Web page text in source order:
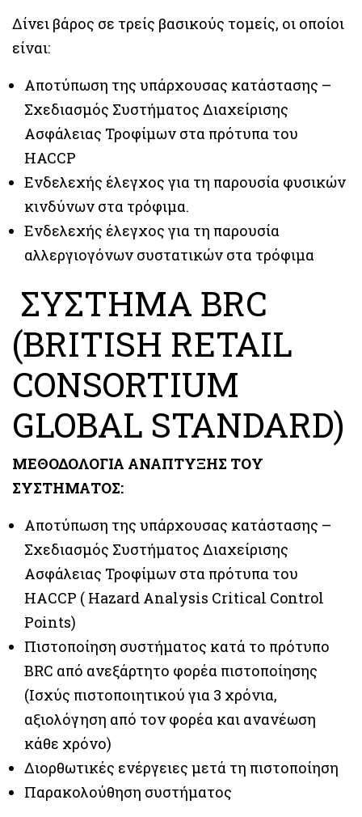
Δίνει βάρος σε τρείς βασικούς τομείς, οι οποίοι
είναι:
Αποτύπωση της υπάρχουσας κατάστασης –
Σχεδιασμός Συστήματος Διαχείρισης
Ασφάλειας Τροφίμων στα πρότυπα του
HACCP
Ενδελεχής έλεγχος για τη παρουσία φυσικών
κινδύνων στα τρόφιμα.
Ενδελεχής έλεγχος για τη παρουσία
αλλεργιογόνων συστατικών στα τρόφιμα
ΣΥΣΤΗΜΑ BRC
(BRITISH RETAIL
CONSORTIUM
GLOBAL STANDARD)
ΜΕΘΟΔΟΛΟΓΙΑ ΑΝΑΠΤΥΞΗΣ ΤΟΥ
ΣΥΣΤΗΜΑΤΟΣ:
Αποτύπωση της υπάρχουσας κατάστασης –
Σχεδιασμός Συστήματος Διαχείρισης
Ασφάλειας Τροφίμων στα πρότυπα του
ΗΑCCP ( Hazard Analysis Critical Control
Points)
Πιστοποίηση συστήματος κατά το πρότυπο
BRC από ανεξάρτητο φορέα πιστοποίησης
(Iσχύς πιστοποιητικού για 3 χρόνια,
αξιολόγηση από τον φορέα και ανανέωση
κάθε χρόνο)
Διορθωτικές ενέργειες μετά τη πιστοποίηση
Παρακολούθηση συστήματος